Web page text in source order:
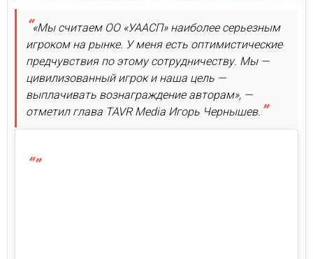
«Мы считаем ОО «УААСП» наиболее серьезным
игроком на рынке. У меня есть оптимистические
предчувствия по этому сотрудничеству. Мы —
цивилизованный игрок и наша цель —
выплачивать вознаграждение авторам», —
отметил глава TAVR Mediа Игорь Чернышев.